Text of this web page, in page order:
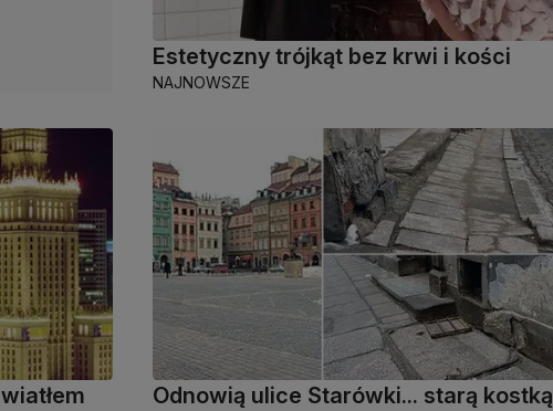
Estetyczny trójkąt bez krwi i kości
NAJNOWSZE
Odnowią ulice Starówki... starą kostką